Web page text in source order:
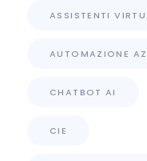
ASSISTENTI
AUTOMAZIONE
CHATBOT AI
CIE